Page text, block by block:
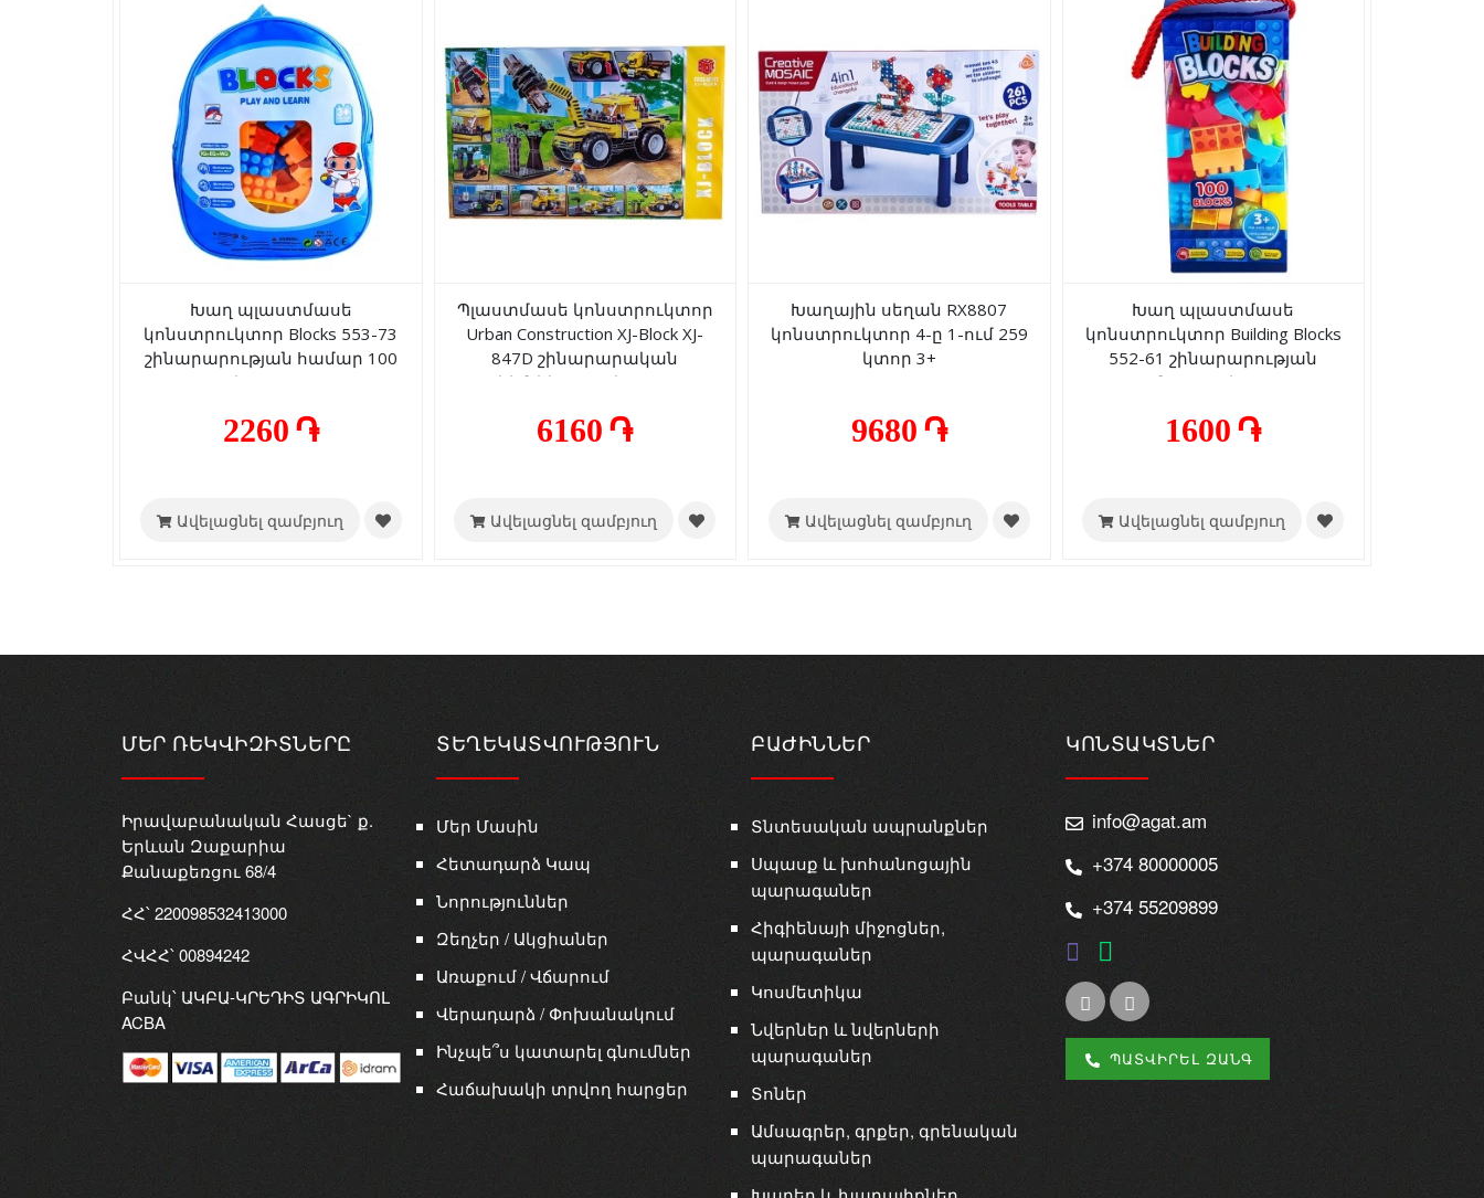
Խաղ պլաստմասե
կոնստրուկտոր Blocks 553-73
շինարարության համար 100
կտոր 3+
2260 ֏
Ավելացնել զամբյուղ
Պլաստմասե կոնստրուկտոր
Urban Construction XJ-Block XJ-
847D շինարարական
տեխնիկա 367 կտոր 6+
6160 ֏
Ավելացնել զամբյուղ
Խաղային սեղան RX8807
կոնստրուկտոր 4-ը 1-ում 259
կտոր 3+
9680 ֏
Ավելացնել զամբյուղ
Խաղ պլաստմասե
կոնստրուկտոր Building Blocks
552-61 շինարարության
համար 100 կտոր 3+
1600 ֏
Ավելացնել զամբյուղ
ՄԵՐ ՌԵԿՎԻԶԻՏՆԵՐԸ
Իրավաբանական Հասցե` ք.
Երևան Զաքարիա
Քանաքեռցու 68/4
ՀՀ՝ 220098532413000
ՀՎՀՀ՝ 00894242
Բանկ՝ ԱԿԲԱ-ԿՐԵԴԻՏ ԱԳՐԻԿՈԼ
ACBA
ՏԵՂԵԿԱՏՎՈՒԹՅՈՒՆ
Մեր Մասին
Հետադարձ Կապ
Նորություններ
Զեղչեր / Ակցիաներ
Առաքում / Վճարում
Վերադարձ / Փոխանակում
Ինչպե՞ս կատարել գնումներ
Հաճախակի տրվող հարցեր
ԲԱԺԻՆՆԵՐ
Տնտեսական ապրանքներ
Սպասք և խոհանոցային
պարագաներ
Հիգիենայի միջոցներ,
պարագաներ
Կոսմետիկա
Նվերներ և նվերների
պարագաներ
Տոներ
Ամսագրեր, գրքեր, գրենական
պարագաներ
ԿՈՆՏԱԿՏՆԵՐ
info@agat.am
+374 80000005
+374 55209899
ՊԱՏՎԻՐԵԼ ԶԱՆԳ